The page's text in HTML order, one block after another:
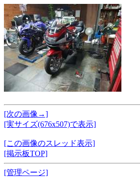
[次の画像→]
[実サイズ(676x507)で表示]
[この画像のスレッド表示]
[掲示板TOP]
[管理ページ]